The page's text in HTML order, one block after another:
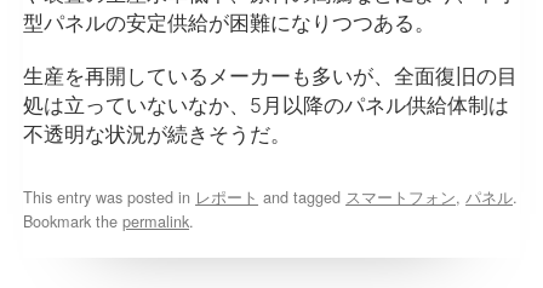
型パネルの安定供給が困難になりつつある。
生産を再開しているメーカーも多いが、全面復旧の目
処は立っていないなか、5月以降のパネル供給体制は
不透明な状況が続きそうだ。
This entry was posted in レポート and tagged スマートフォン,パネル.
Bookmark thepermalink.